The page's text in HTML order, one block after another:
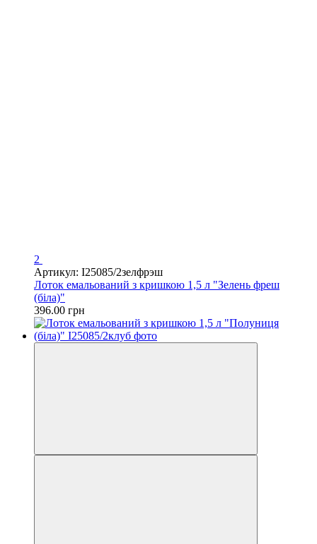
2
Артикул: I25085/2зелфрэш
Лоток емальований з кришкою 1,5 л "Зелень фреш
(біла)"
396.00 грн